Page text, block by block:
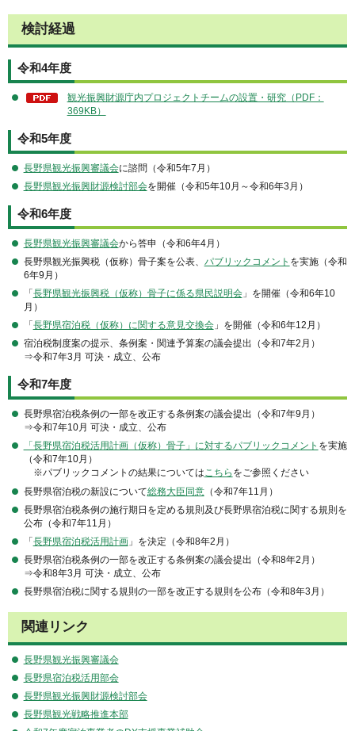
検討経過
令和4年度
観光振興財源庁内プロジェクトチームの設置・研究（PDF：
369KB）
令和5年度
長野県観光振興審議会に諮問（令和5年7月）
長野県観光振興財源検討部会を開催（令和5年10月～令和6年3月）
令和6年度
長野県観光振興審議会から答申（令和6年4月）
長野県観光振興税（仮称）骨子案を公表、 パブリックコメント を実施（令和
6年9月）
「 長野県観光振興税（仮称）骨子に係る県民説明会」を開催（令和6年10
月）
「 長野県宿泊税（仮称）に関する意見交換会」を開催（令和6年12月）
宿泊税制度案の提示、条例案・関連予算案の議会提出（令和7年2月）
⇒令和7年3月 可決・成立、公布
令和7年度
長野県宿泊税条例の一部を改正する条例案の議会提出（令和7年9月）
⇒令和7年10月 可決・成立、公布
「長野県宿泊税活用計画（仮称）骨子」に対するパブリックコメント を実施
（令和7年10月）
※パブリックコメントの結果についてはこちら をご参照ください
長野県宿泊税の新設について総務大臣同意（令和7年11月）
長野県宿泊税条例の施行期日を定める規則及び長野県宿泊税に関する規則を
公布（令和7年11月）
「長野県宿泊税活用計画」を決定（令和8年2月）
長野県宿泊税条例の一部を改正する条例案の議会提出（令和8年2月）
⇒令和8年3月 可決・成立、公布
長野県宿泊税に関する規則の一部を改正する規則を公布（令和8年3月）
関連リンク
長野県観光振興審議会
長野県宿泊税活用部会
長野県観光振興財源検討部会
長野県観光戦略推進本部